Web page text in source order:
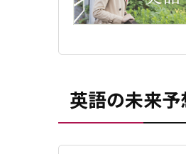
英語の未来